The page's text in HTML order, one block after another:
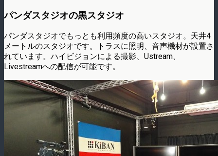
パンダスタジオの黒スタジオ
パンダスタジオでもっとも利用頻度の高いスタジオ。天井4
メートルのスタジオです。トラスに照明、音声機材が設置さ
れています。ハイビジョンによる撮影、Ustream、
Livestreamへの配信が可能です。